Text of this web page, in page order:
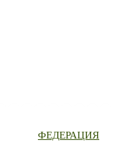
ФЕДЕРАЦИЯ